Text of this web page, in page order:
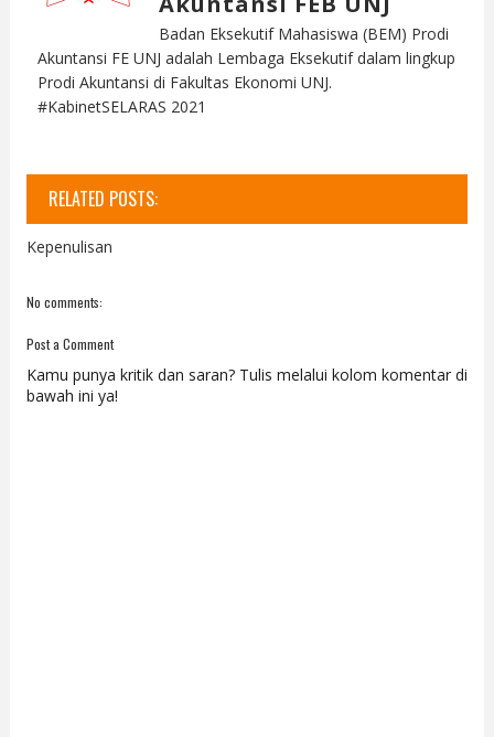
Badan Eksekutif Mahasiswa (BEM) Prodi
Akuntansi FE UNJ adalah Lembaga Eksekutif dalam lingkup
Prodi Akuntansi di Fakultas Ekonomi UNJ.
#KabinetSELARAS 2021
RELATED POSTS:
Kepenulisan
No comments:
Post a Comment
Kamu punya kritik dan saran? Tulis melalui kolom komentar di
bawah ini ya!